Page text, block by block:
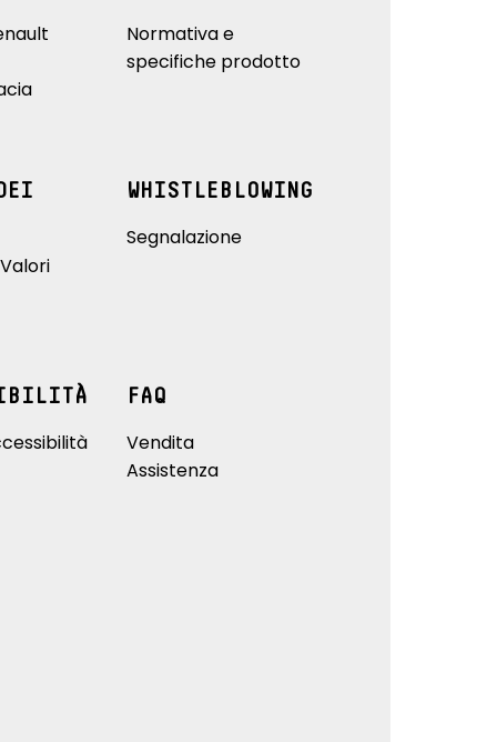
Normativa e
specifiche prodotto
WHISTLEBLOWING
Segnalazione
FAQ
Vendita
Assistenza